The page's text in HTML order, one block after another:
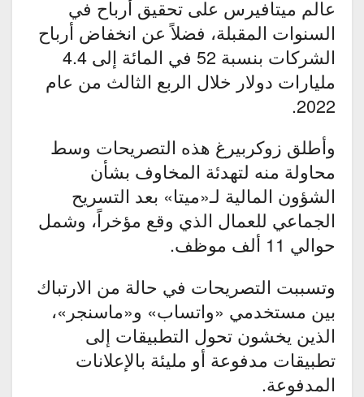
عالم ميتافيرس على تحقيق أرباح في
السنوات المقبلة، فضلاً عن انخفاض أرباح
الشركات بنسبة 52 في المائة إلى 4.4
مليارات دولار خلال الربع الثالث من عام
2022.
وأطلق زوكربيرغ هذه التصريحات وسط
محاولة منه لتهدئة المخاوف بشأن
الشؤون المالية لـ«ميتا» بعد التسريح
الجماعي للعمال الذي وقع مؤخراً، وشمل
حوالي 11 ألف موظف.
وتسببت التصريحات في حالة من الارتباك
بين مستخدمي «واتساب» و«ماسنجر»،
الذين يخشون تحول التطبيقات إلى
تطبيقات مدفوعة أو مليئة بالإعلانات
المدفوعة.